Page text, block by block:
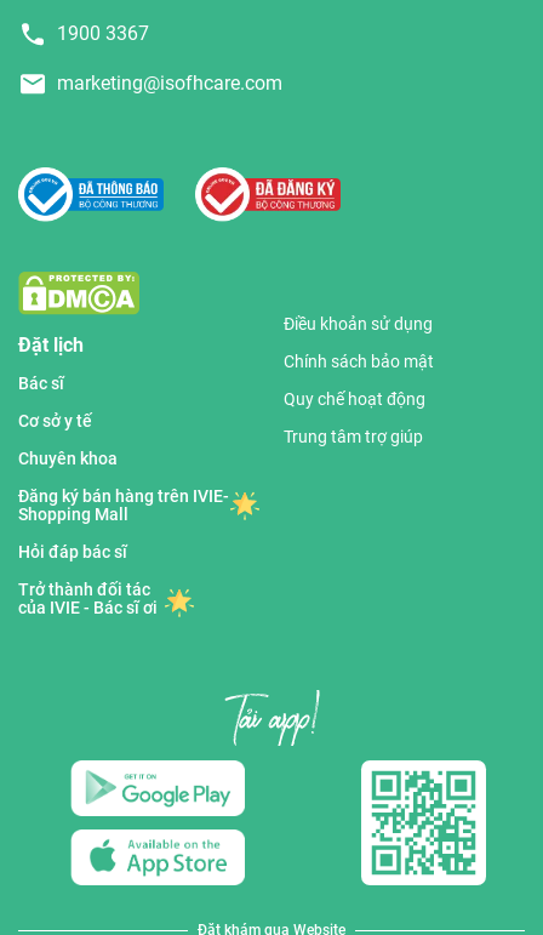
1900 3367
marketing@isofhcare.com
Đặt lịch
Bác sĩ
Cơ sở y tế
Chuyên khoa
Đăng ký bán hàng trên IVIE-
Shopping Mall
Hỏi đáp bác sĩ
Trở thành đối tác
của IVIE - Bác sĩ ơi
Điều khoản sử dụng
Chính sách bảo mật
Quy chế hoạt động
Trung tâm trợ giúp
Đặt khám qua Website